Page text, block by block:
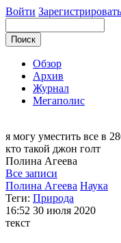
Войти
Обзор
Архив
Журнал
Мегаполис
я могу уместить все в
кто такой джон голт
Полина Агеева
Все записи
Полина Агеева Наука
Теги: Природа
16:52 30 июля 2020
текст